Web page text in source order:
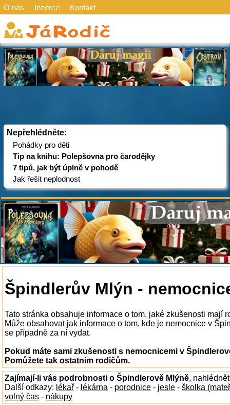
O nás Inzerce Kontakt
Nepřehlédněte:
Pohádky pro děti
Tip na knihu: Polepšovna pro čarodějky
7 tipů, jak být úplně v pohodě
Jak řešit neplodnost
Špindlerův Mlýn -
Tato stránka obsahuje informace o tom, jaké zkušenosti mají
Může obsahovat jak informace o tom, kde je nemocnice v
se případně za ní vydat.
Pokud máte sami zkušenosti s nemocnicemi v
Pomůžete tak ostatním rodičům.
Zajímají-li vás podrobnosti o Špindlerově Mlýně,
Další odkazy: lékař - lékárna - porodnice - jesle - školka
volný čas - nákupy